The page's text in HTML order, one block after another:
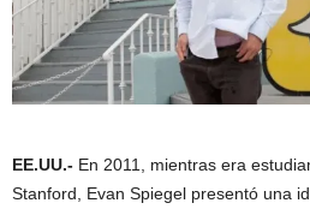
EE.UU.- En 2011, mientras era
Stanford, Evan Spiegel presentó una